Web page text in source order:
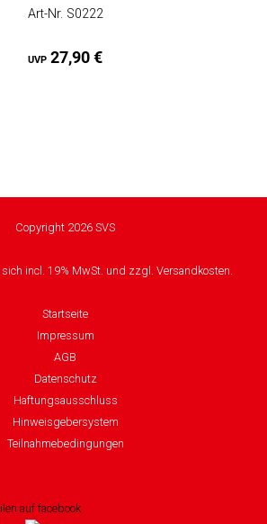
Art-Nr. S0222
UVP 27,90 €
Copyright 2026 SVS
sich incl. 19% MwSt. und zzgl. Versandkosten.
Startseite
Impressum
AGB
Datenschutz
Haftungsausschluss
Hinweisgebersystem
Teilnahmebedingungen